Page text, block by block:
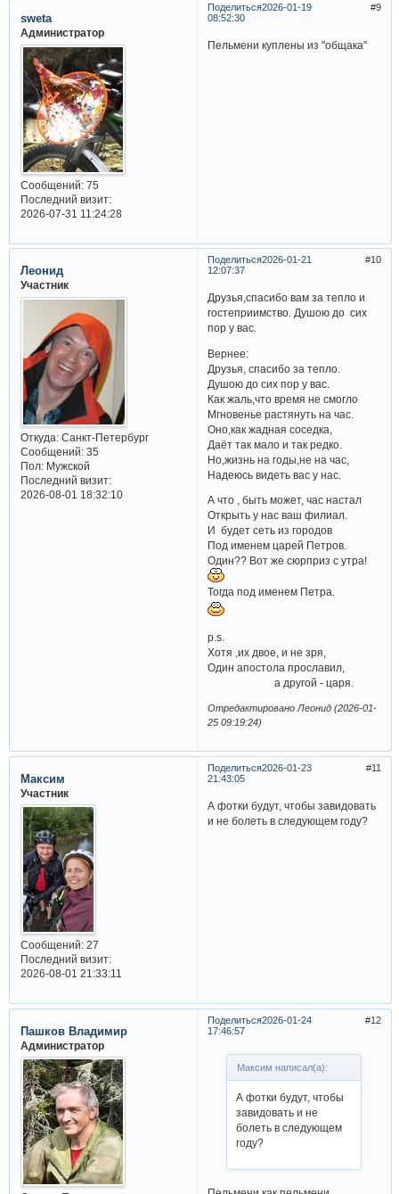
Поделиться 9
2026-01-19
08:52:30
sweta
Администратор
Сообщений:75
Последний визит:
2026-07-31 11:24:28
Пельмени куплены из "общака"
Поделиться 10
2026-01-21
12:07:37
Леонид
Участник
Откуда:Санкт-Петербург
Сообщений:35
Пол:Мужской
Последний визит:
2026-08-01 18:32:10
Друзья,спасибо вам за тепло и
гостеприимство. Душою до сих
пор у вас.
Вернее:
Друзья, спасибо за тепло.
Душою до сих пор у вас.
Как жаль,что время не смогло
Мгновенье растянуть на час.
Оно,как жадная соседка,
Даёт так мало и так редко.
Но,жизнь на годы,не на час,
Надеюсь видеть вас у нас.
А что , быть может, час настал
Открыть у нас ваш филиал.
И будет сеть из городов
Под именем царей Петров.
Один?? Вот же сюрприз с утра!
Тогда под именем Петра.
p.s.
Хотя ,их двое, и не зря,
Один апостола прославил,
а другой - царя.
Отредактировано Леонид (2026-01-
25 09:19:24)
Поделиться 11
2026-01-23
21:43:05
Максим
Участник
Сообщений:27
Последний визит:
2026-08-01 21:33:11
А фотки будут, чтобы завидовать
и не болеть в следующем году?
Поделиться 12
2026-01-24
17:46:57
Пашков Владимир
Администратор
Максим написал(а):
А фотки будут, чтобы
завидовать и не
болеть в следующем
году?